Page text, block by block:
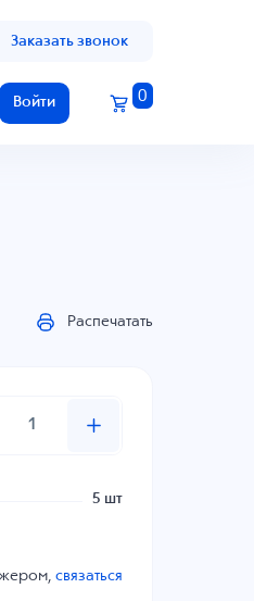
Заказать звонок
Войти 0
Распечатать
5 шт
связаться